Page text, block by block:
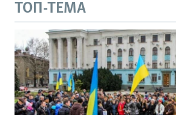
ТОП-ТЕМА